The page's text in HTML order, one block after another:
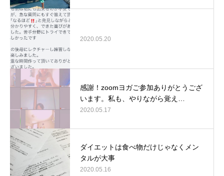
2020.05.20
感謝！zoomヨガご参加ありがとうござ
います。私も、やりながら覚え…
2020.05.17
ダイエットは食べ物だけじゃなくメン
タルが大事
2020.05.16